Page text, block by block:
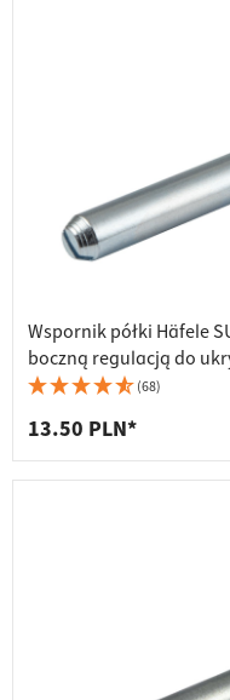
Wspornik półki Häfele
boczną regulacją do
(68)
13.50 PLN*